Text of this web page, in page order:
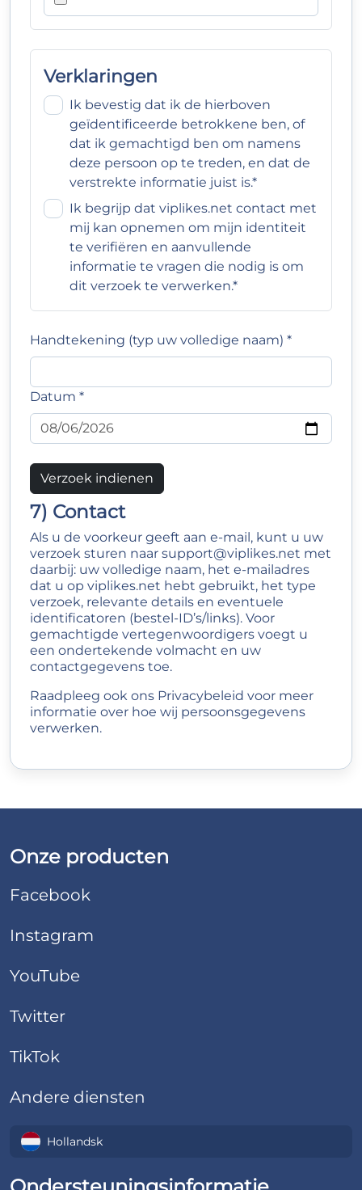
Verklaringen
Ik bevestig dat ik de hierboven
geïdentificeerde betrokkene ben, of
dat ik gemachtigd ben om namens
deze persoon op te treden, en dat de
verstrekte informatie juist is.*
Ik begrijp dat viplikes.net contact met
mij kan opnemen om mijn identiteit
te verifiëren en aanvullende
informatie te vragen die nodig is om
dit verzoek te verwerken.*
Handtekening (typ uw volledige naam) *
Datum *
Verzoek indienen
7) Contact
Als u de voorkeur geeft aan e-mail, kunt u uw
verzoek sturen naar support@viplikes.net met
daarbij: uw volledige naam, het e-mailadres
dat u op viplikes.net hebt gebruikt, het type
verzoek, relevante details en eventuele
identificatoren (bestel-ID’s/links). Voor
gemachtigde vertegenwoordigers voegt u
een ondertekende volmacht en uw
contactgegevens toe.
Raadpleeg ook ons Privacybeleid voor meer
informatie over hoe wij persoonsgegevens
verwerken.
Onze producten
Facebook
Instagram
YouTube
Twitter
TikTok
Andere diensten
Hollandsk